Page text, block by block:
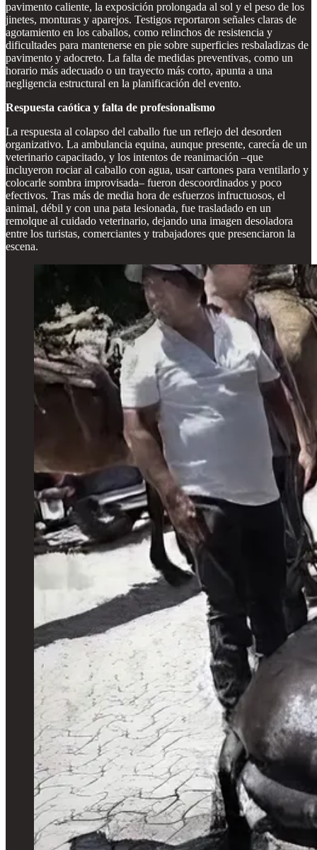
pavimento caliente, la exposición prolongada al sol y el peso de los
jinetes, monturas y aparejos. Testigos reportaron señales claras de
agotamiento en los caballos, como relinchos de resistencia y
dificultades para mantenerse en pie sobre superficies resbaladizas de
pavimento y adocreto. La falta de medidas preventivas, como un
horario más adecuado o un trayecto más corto, apunta a una
negligencia estructural en la planificación del evento.
Respuesta caótica y falta de profesionalismo
La respuesta al colapso del caballo fue un reflejo del desorden
organizativo. La ambulancia equina, aunque presente, carecía de un
veterinario capacitado, y los intentos de reanimación –que
incluyeron rociar al caballo con agua, usar cartones para ventilarlo y
colocarle sombra improvisada– fueron descoordinados y poco
efectivos. Tras más de media hora de esfuerzos infructuosos, el
animal, débil y con una pata lesionada, fue trasladado en un
remolque al cuidado veterinario, dejando una imagen desoladora
entre los turistas, comerciantes y trabajadores que presenciaron la
escena.